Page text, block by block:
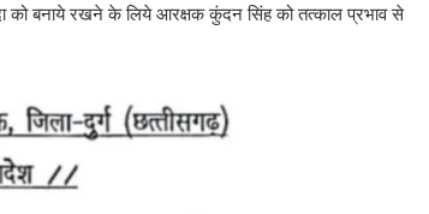
को बनाये रखने के लिये आरक्षक कुंदन सिंह को तत्काल प्रभाव से